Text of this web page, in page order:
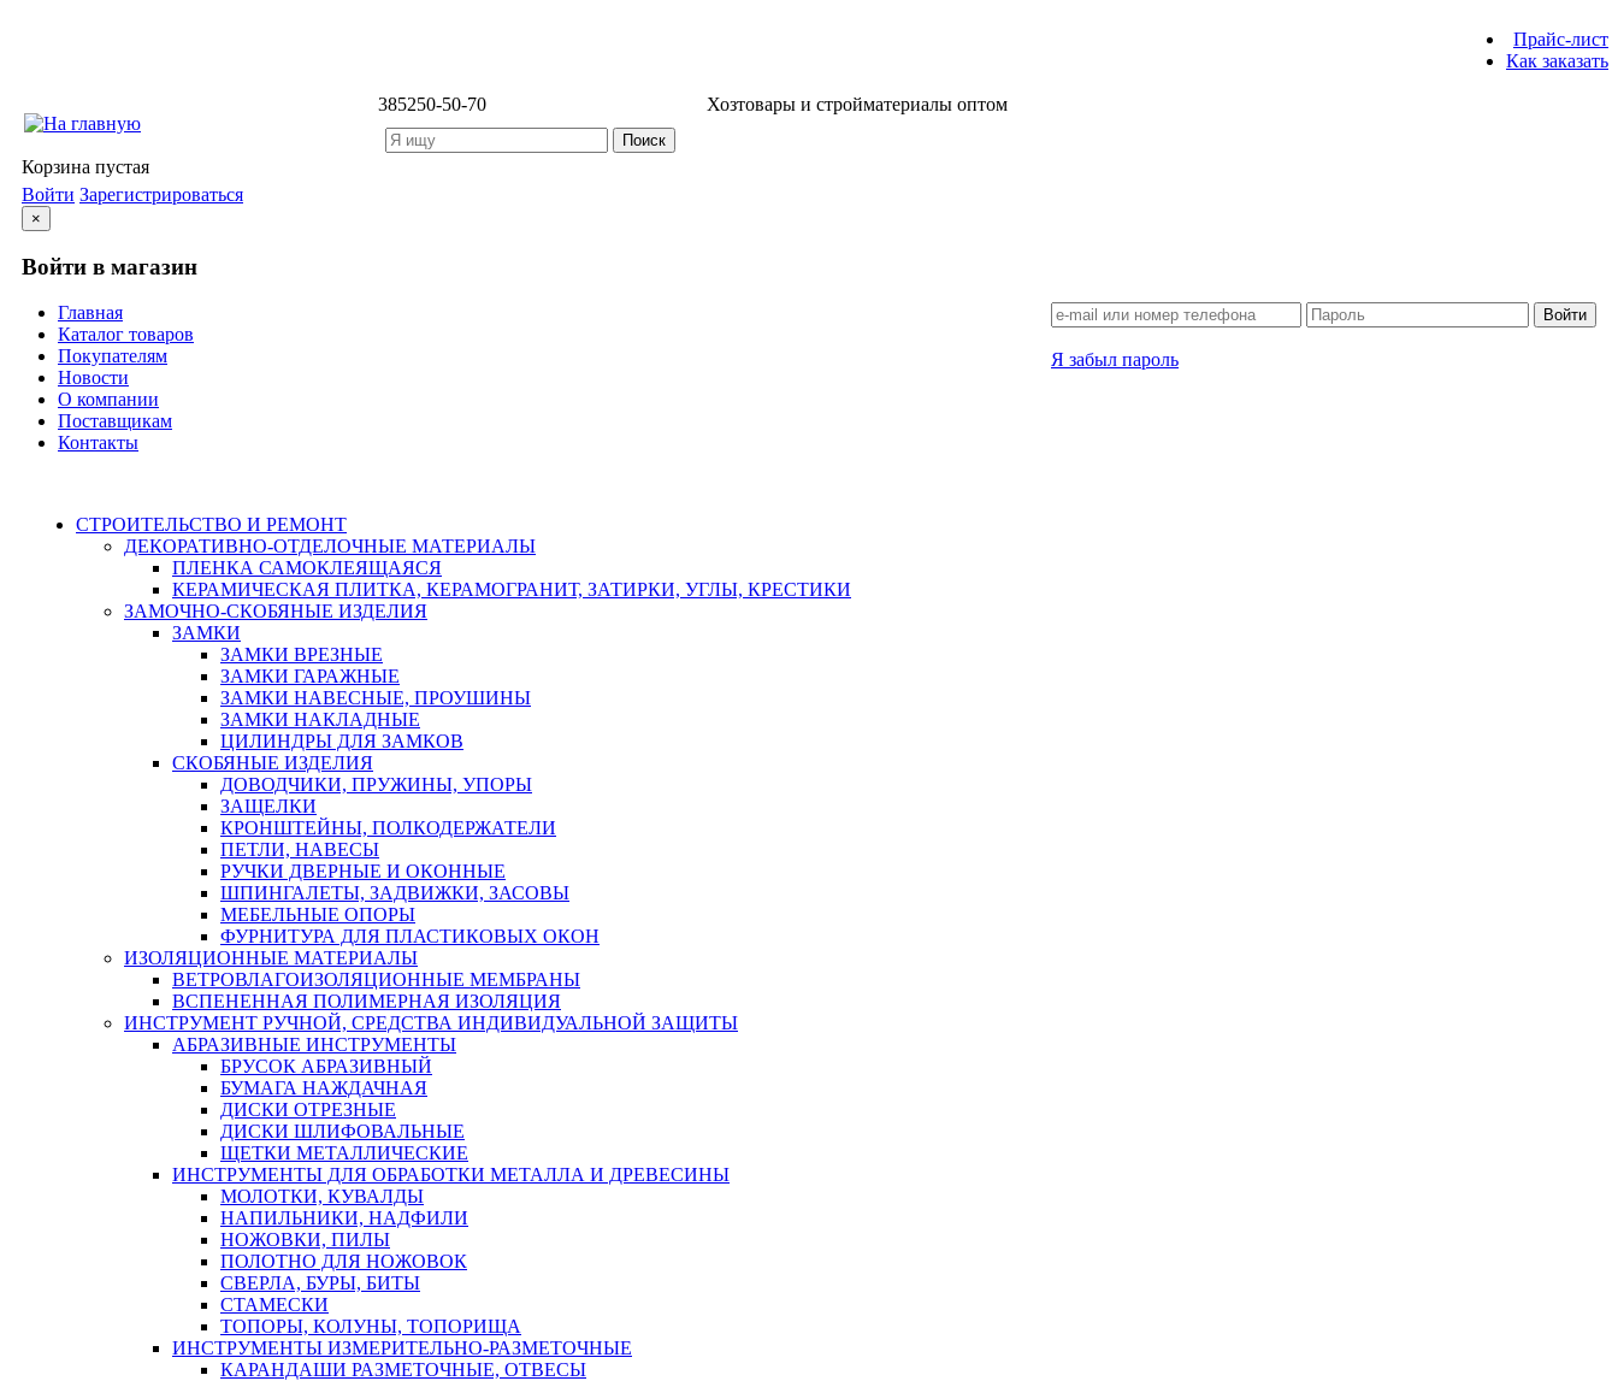
Прайс-лист
Как заказать
385250-50-70 Хозтовары и стройматериалы оптом
Корзина пустая
Войти Зарегистрироваться
×
Войти в магазин
Войти
Я забыл пароль
Главная
Каталог товаров
Покупателям
Новости
О компании
Поставщикам
Контакты
СТРОИТЕЛЬСТВО И РЕМОНТ
ДЕКОРАТИВНО-ОТДЕЛОЧНЫЕ МАТЕРИАЛЫ
ПЛЕНКА САМОКЛЕЯЩАЯСЯ
КЕРАМИЧЕСКАЯ ПЛИТКА, КЕРАМОГРАНИТ, ЗАТИРКИ, УГЛЫ, КРЕСТИКИ
ЗАМОЧНО-СКОБЯНЫЕ ИЗДЕЛИЯ
ЗАМКИ
ЗАМКИ ВРЕЗНЫЕ
ЗАМКИ ГАРАЖНЫЕ
ЗАМКИ НАВЕСНЫЕ, ПРОУШИНЫ
ЗАМКИ НАКЛАДНЫЕ
ЦИЛИНДРЫ ДЛЯ ЗАМКОВ
СКОБЯНЫЕ ИЗДЕЛИЯ
ДОВОДЧИКИ, ПРУЖИНЫ, УПОРЫ
ЗАЩЕЛКИ
КРОНШТЕЙНЫ, ПОЛКОДЕРЖАТЕЛИ
ПЕТЛИ, НАВЕСЫ
РУЧКИ ДВЕРНЫЕ И ОКОННЫЕ
ШПИНГАЛЕТЫ, ЗАДВИЖКИ, ЗАСОВЫ
МЕБЕЛЬНЫЕ ОПОРЫ
ФУРНИТУРА ДЛЯ ПЛАСТИКОВЫХ ОКОН
ИЗОЛЯЦИОННЫЕ МАТЕРИАЛЫ
ВЕТРОВЛАГОИЗОЛЯЦИОННЫЕ МЕМБРАНЫ
ВСПЕНЕННАЯ ПОЛИМЕРНАЯ ИЗОЛЯЦИЯ
ИНСТРУМЕНТ РУЧНОЙ, СРЕДСТВА ИНДИВИДУАЛЬНОЙ ЗАЩИТЫ
АБРАЗИВНЫЕ ИНСТРУМЕНТЫ
БРУСОК АБРАЗИВНЫЙ
БУМАГА НАЖДАЧНАЯ
ДИСКИ ОТРЕЗНЫЕ
ДИСКИ ШЛИФОВАЛЬНЫЕ
ЩЕТКИ МЕТАЛЛИЧЕСКИЕ
ИНСТРУМЕНТЫ ДЛЯ ОБРАБОТКИ МЕТАЛЛА И ДРЕВЕСИНЫ
МОЛОТКИ, КУВАЛДЫ
НАПИЛЬНИКИ, НАДФИЛИ
НОЖОВКИ, ПИЛЫ
ПОЛОТНО ДЛЯ НОЖОВОК
СВЕРЛА, БУРЫ, БИТЫ
СТАМЕСКИ
ТОПОРЫ, КОЛУНЫ, ТОПОРИЩА
ИНСТРУМЕНТЫ ИЗМЕРИТЕЛЬНО-РАЗМЕТОЧНЫЕ
КАРАНДАШИ РАЗМЕТОЧНЫЕ, ОТВЕСЫ